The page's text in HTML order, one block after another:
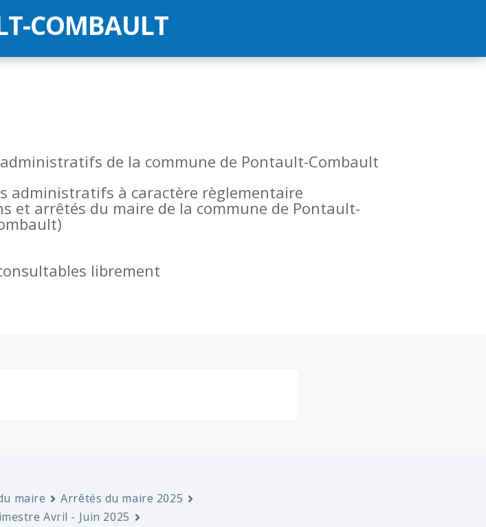
COMBAULT
de la commune de Pontault-Combault
administratifs à caractère règlementaire
et arrêtés du maire de la commune de Pontault-
librement
maire
Arrêtés du maire 2025
Avril - Juin 2025